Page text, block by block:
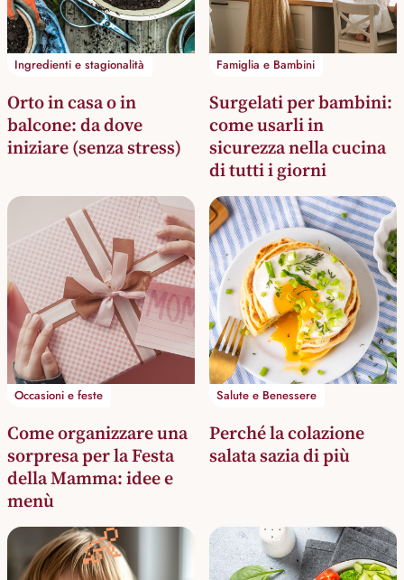
Ingredienti e stagionalità
Orto in casa o in
balcone: da dove
iniziare (senza stress)
Famiglia e Bambini
Surgelati per bambini:
come usarli in
sicurezza nella cucina
di tutti i giorni
Occasioni e feste
Come organizzare una
sorpresa per la Festa
della Mamma: idee e
menù
Salute e Benessere
Perché la colazione
salata sazia di più
👶